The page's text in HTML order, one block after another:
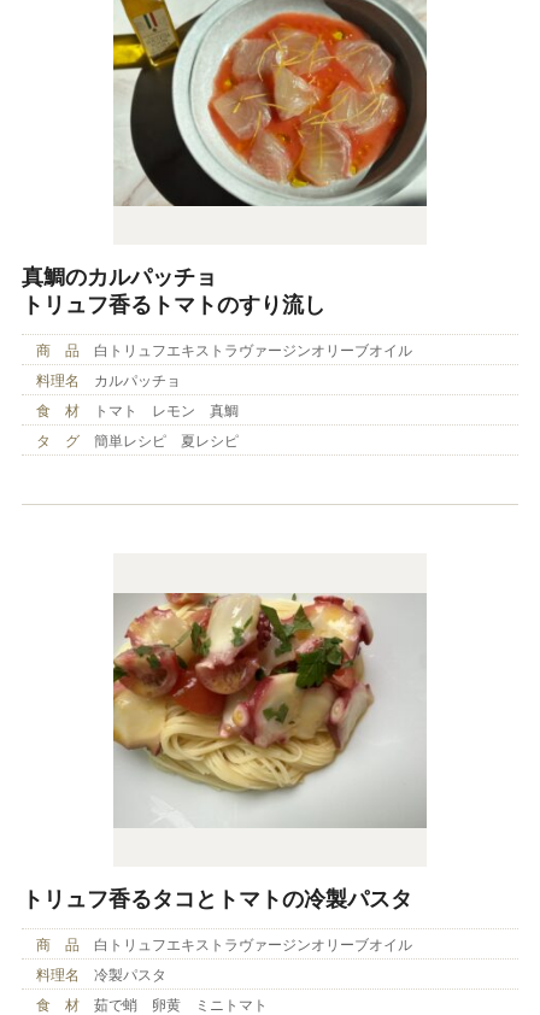
真鯛のカルパッチョ
トリュフ香るトマトのすり流し
商 品
白トリュフエキストラヴァージンオリーブオイル
料理名
カルパッチョ
食 材
トマト レモン 真鯛
タ グ
簡単レシピ 夏レシピ
トリュフ香るタコとトマトの冷製パスタ
商 品
白トリュフエキストラヴァージンオリーブオイル
料理名
冷製パスタ
食 材
茹で蛸 卵黄 ミニトマト